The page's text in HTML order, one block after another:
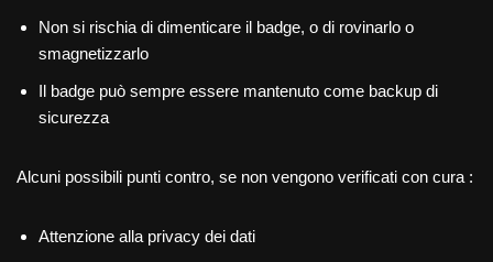
Non si rischia di dimenticare il badge, o di rovinarlo o
smagnetizzarlo
Il badge può sempre essere mantenuto come backup di
sicurezza
Alcuni possibili punti contro, se non vengono verificati con cura :
Attenzione alla privacy dei dati